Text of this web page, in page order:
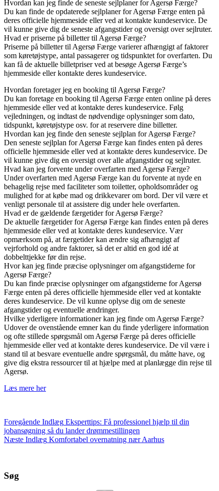
Hvordan kan jeg finde de seneste sejlplaner for Agersø Færge?
Du kan finde de opdaterede sejlplaner for Agersø Færge enten på
deres officielle hjemmeside eller ved at kontakte kundeservice. De
vil kunne give dig de seneste afgangstider og oversigt over sejlruter.
Hvad er priserne på billetter til Agersø Færge?
Priserne på billetter til Agersø Færge varierer afhængigt af faktorer
som køretøjstype, antal passagerer og tidspunktet for overfarten. Du
kan få de aktuelle billetpriser ved at besøge Agersø Færge’s
hjemmeside eller kontakte deres kundeservice.
Hvordan foretager jeg en booking til Agersø Færge?
Du kan foretage en booking til Agersø Færge enten online på deres
hjemmeside eller ved at kontakte deres kundeservice. Følg
vejledningen, og indtast de nødvendige oplysninger som dato,
tidspunkt, køretøjstype osv. for at reservere dine billetter.
Hvordan kan jeg finde den seneste sejlplan for Agersø Færge?
Den seneste sejlplan for Agersø Færge kan findes enten på deres
officielle hjemmeside eller ved at kontakte deres kundeservice. De
vil kunne give dig en oversigt over alle afgangstider og sejlruter.
Hvad kan jeg forvente under overfarten med Agersø Færge?
Under overfarten med Agersø Færge kan du forvente at nyde en
behagelig rejse med faciliteter som toiletter, opholdsområder og
mulighed for at købe mad og drikkevarer om bord. Der vil være et
venligt personale til at assistere dig under hele overfarten.
Hvad er de gældende færgetider for Agersø Færge?
De aktuelle færgetider for Agersø Færge kan findes enten på deres
hjemmeside eller ved at kontakte deres kundeservice. Vær
opmærksom på, at færgetider kan ændre sig afhængigt af
vejrforhold og andre faktorer, så det er altid en god idé at
dobbelttjekke før din rejse.
Hvor kan jeg finde præcise oplysninger om afgangstiderne for
Agersø Færge?
Du kan finde præcise oplysninger om afgangstiderne for Agersø
Færge enten på deres officielle hjemmeside eller ved at kontakte
deres kundeservice. De vil kunne oplyse dig om de seneste
afgangstider og eventuelle ændringer.
Hvilke yderligere informationer kan jeg finde om Agersø Færge?
Udover de ovenstående emner kan du finde yderligere information
og ofte stillede spørgsmål om Agersø Færge på deres officielle
hjemmeside eller ved at kontakte deres kundeservice. De vil være i
stand til at besvare eventuelle andre spørgsmål, du måtte have, og
give dig ekstra ressourcer til at hjælpe med at planlægge din rejse til
Agersø.
Læs mere her
Foregående Indlæg Eksperttips: Få professionel hjælp til din
jobansøgning så du lander drømmestillingen
Næste Indlæg Komfortabel overnatning nær Aarhus
Søg